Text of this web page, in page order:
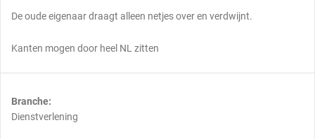
De oude eigenaar draagt alleen netjes over en verdwijnt.
Kanten mogen door heel NL zitten
Branche:
Dienstverlening